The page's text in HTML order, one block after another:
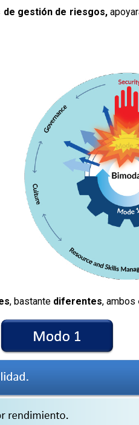
de gestión de riesgos,
, bastante diferentes, ambos